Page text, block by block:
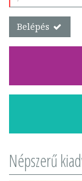
Belépés
Népszerű